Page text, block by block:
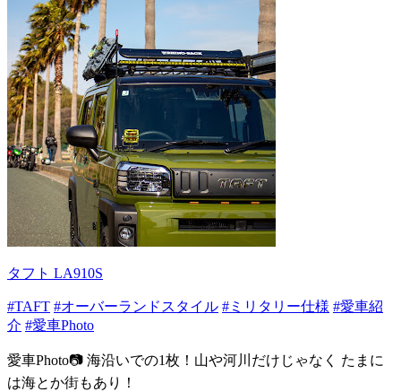
タフト LA910S
#TAFT #オーバーランドスタイル #ミリタリー仕様 #愛車紹
介 #愛車Photo
愛車Photo📷 海沿いでの1枚！山や河川だけじゃなく たまに
は海とか街もあり！